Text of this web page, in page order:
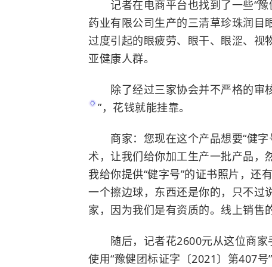
记者在电商平台也找到了一些“豫
药业有限公司生产的三清草珍珠润目
过度引起的眼疲劳、眼干、眼涩、视
亚健康人群。
除了经过三家协会并不严格的审
”，花钱就能挂靠。
商家：您现在这个产品想要“健字
术，让我们给你加工生产一批产品，
我给你提供“健字号”的证书照片，还
一个擦边球，东西还是你的，只不过
家，因为我们是有资质的。线上销售
随后，记者花2600元从这位商家
使用“豫健团标证字〔2021〕第407号